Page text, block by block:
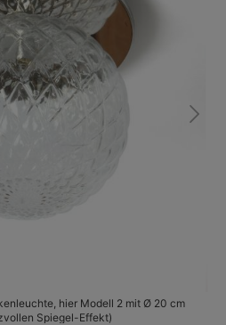
hier Modell 2 mit Ø 20 cm
Spiegel-Effekt)